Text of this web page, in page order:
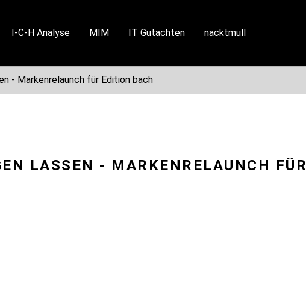
I-C-H Analyse MIM IT Gutachten nacktmull
- Markenrelaunch für Edition bach
LASSEN - MARKENRELAUNCH FÜR